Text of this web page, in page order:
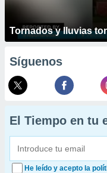
Tornados y lluvias
Síguenos
El Tiempo en tu
He leído y acepto la